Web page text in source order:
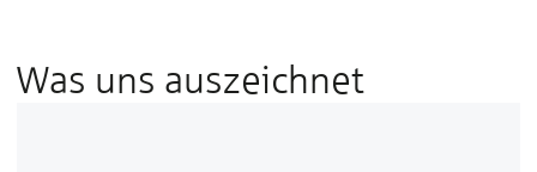
Was uns auszeichnet